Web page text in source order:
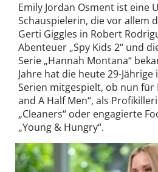
Emily Jordan Osment ist eine
Schauspielerin, die vor allem
Gerti Giggles in Robert
Abenteuer „Spy Kids 2“ und
Serie „Hannah Montana“
Jahre hat die heute 29-
Serien mitgespielt, ob nun für
and A Half Men“, als
„Cleaners“ oder engagierte
„Young & Hungry“.